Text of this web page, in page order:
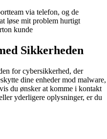
via telefon, og de
løse mit problem hurtigt
kunde
Sikkerheden
for cybersikkerhed, der
dine enheder mod malware,
du ønsker at komme i kontakt
yderligere oplysninger, er du